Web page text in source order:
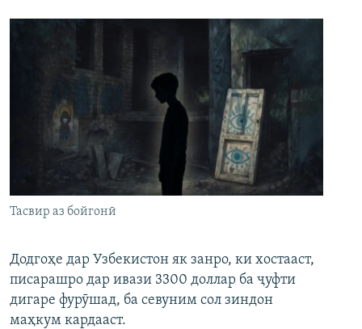
Тасвир аз бойгонӣ
Додгоҳе дар Узбекистон як занро, ки хостааст,
писарашро дар ивази 3300 доллар ба ҷуфти
дигаре фурӯшад, ба севуним сол зиндон
маҳкум кардааст.